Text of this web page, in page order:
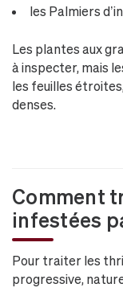
les Palmiers
Les plantes aux
à inspecter, mais
les feuilles
denses.
Comment
infestées
Pour traiter les
progressive,